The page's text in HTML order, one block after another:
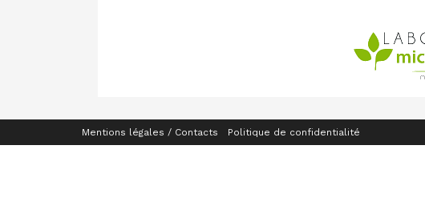
Mentions légales / Contacts Politique de confidentialité